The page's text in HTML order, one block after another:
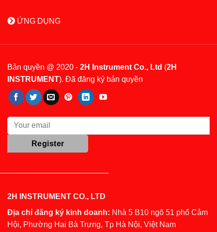
ỨNG DỤNG
Bản quyền @ 2020 - 2H Instrument Co., Ltd (2H
INSTRUMENT). Đã đăng ký bản quyền
2H INSTRUMENT CO., LTD
Địa chỉ đăng ký kinh doanh: Nhà 5 B10 ngõ 51 phố Cảm
Hội, Phường Hai Bà Trưng, Tp Hà Nội, Việt Nam